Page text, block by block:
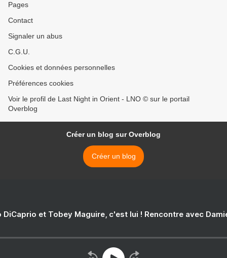
Pages
Contact
Signaler un abus
C.G.U.
Cookies et données personnelles
Préférences cookies
Voir le profil de Last Night in Orient - LNO © sur le portail
Overblog
Créer un blog sur Overblog
Créer un blog
DiCaprio et Tobey Maguire, c'est lui ! Rencontre avec